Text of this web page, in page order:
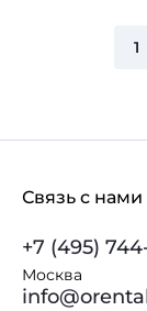
1
Связь с нами
+7 (495)
Москва